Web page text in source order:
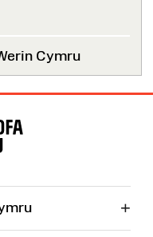
Cymru
+